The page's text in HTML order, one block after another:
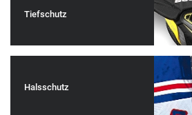
Tiefschutz
Halsschutz